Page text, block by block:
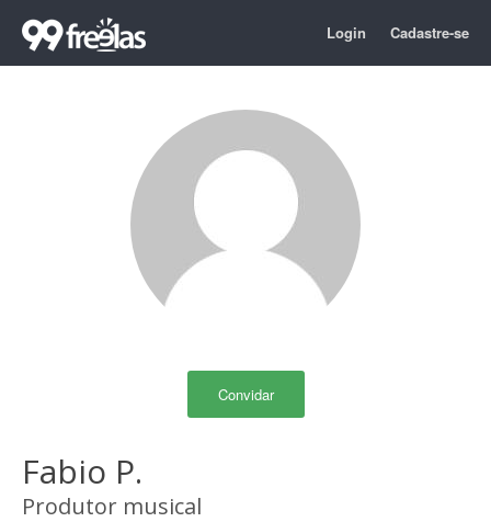
Login Cadastre-se
Convidar
Fabio P.
Produtor musical